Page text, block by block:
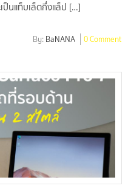
ป็นแท็บเล็ตกึ่งแล็ป […]
By: BaNANA 0 Comment